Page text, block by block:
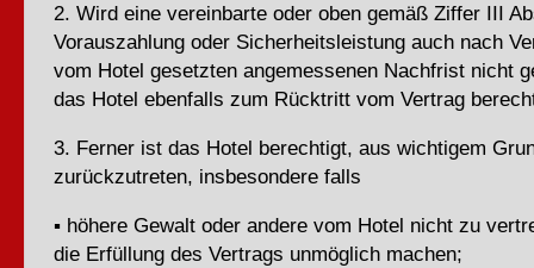
2. Wird eine vereinbarte oder oben gemäß Ziffer III
Vorauszahlung oder Sicherheitsleistung auch nach
vom Hotel gesetzten angemessenen Nachfrist nicht
das Hotel ebenfalls zum Rücktritt vom Vertrag
3. Ferner ist das Hotel berechtigt, aus wichtigem
zurückzutreten, insbesondere falls
▪ höhere Gewalt oder andere vom Hotel nicht zu
die Erfüllung des Vertrags unmöglich machen;